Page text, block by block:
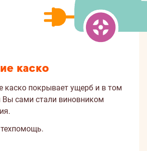
каско
каско покрывает ущерб и в том
Вы сами стали виновником